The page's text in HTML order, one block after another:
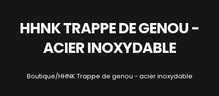
HHNK TRAPPE DE GENOU -
ACIER INOXYDABLE
Boutique/HHNK Trappe de genou - acier inoxydable